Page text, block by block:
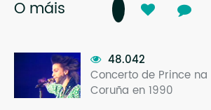
O máis
48.042
Concerto de Prince na
Coruña en 1990